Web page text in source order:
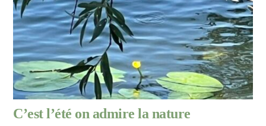
C’est l’été on admire la nature